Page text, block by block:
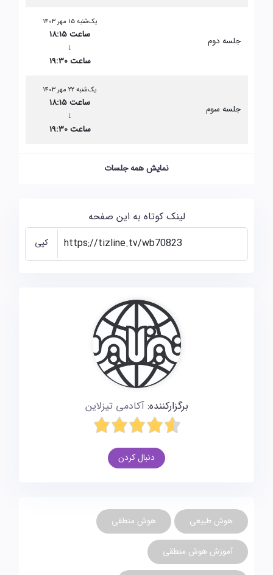
جلسه دوم
یک‌شنبه 15 مهر 1403
ساعت 18:15
↓
ساعت 19:30
جلسه سوم
یک‌شنبه 22 مهر 1403
ساعت 18:15
↓
ساعت 19:30
نمایش همه جلسات
لینک کوتاه به این صفحه
کپی
برگزارکننده: آکادمی تیزلاین
دنبال کردن
هوش طبیعی هوش منطقی
آموزش هوش منطقی